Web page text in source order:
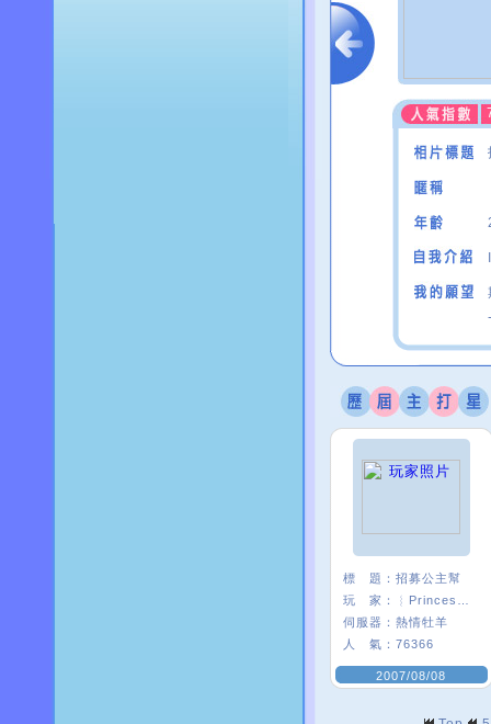
標 題： 招募公主幫
玩 家：
伺服器： 熱情牡羊
人 氣： 76366
2007/08/08